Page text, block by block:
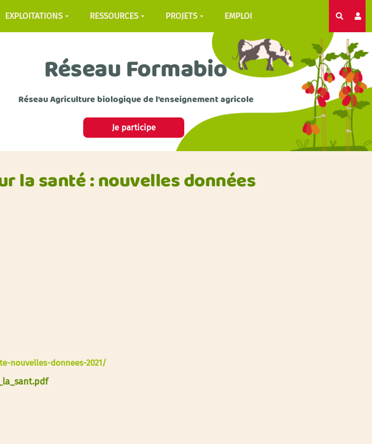
EXPLOITATIONS RESSOURCES PROJETS EMPLOI
Réseau Formabio
Réseau Agriculture biologique de l'enseignement agricole
Je participe
la santé : nouvelles données
nouvelles-donnees-2021/